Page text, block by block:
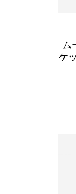
ム
ケ